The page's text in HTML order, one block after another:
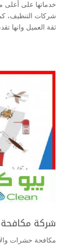
خدماتها على أعلى
شركات التنظيف،
ثقة العميل وانها
شركة
مكافحة حشرات